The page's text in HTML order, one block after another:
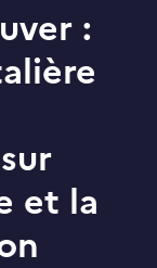
:
et la